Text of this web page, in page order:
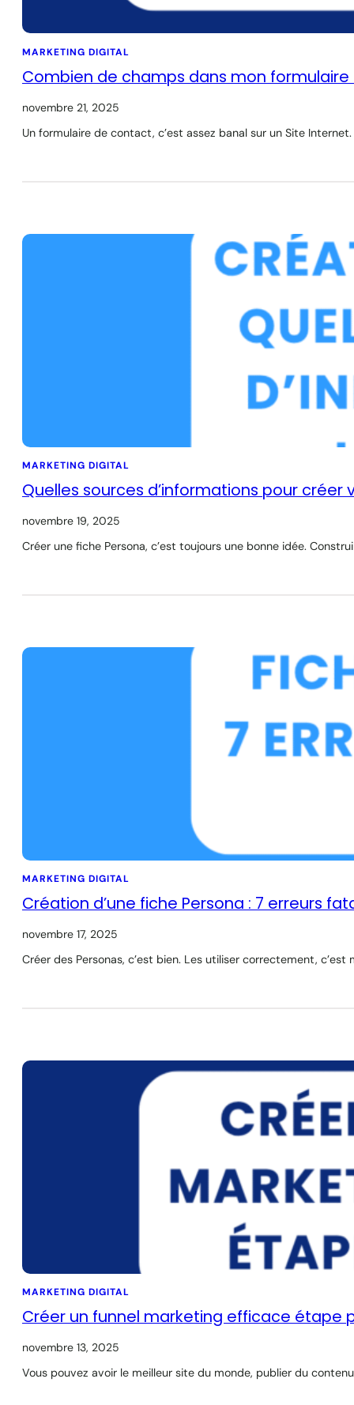
MARKETING DIGITAL
Combien de champs dans mon
novembre 21, 2025
Un formulaire de contact, c’est assez banal sur un Site
MARKETING DIGITAL
Quelles sources d’informations pour créer
novembre 19, 2025
Créer une fiche Persona, c’est toujours une bonne idée.
MARKETING DIGITAL
Création d’une fiche Persona : 7 erreurs
novembre 17, 2025
Créer des Personas, c’est bien. Les utiliser correctement,
MARKETING DIGITAL
Créer un funnel marketing efficace étape
novembre 13, 2025
Vous pouvez avoir le meilleur site du monde, publier du